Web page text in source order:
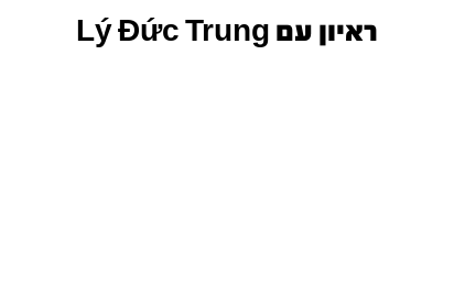
ראיון עם Lý Đức Trung